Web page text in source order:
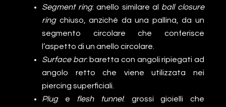
Segment ring: anello similare al ball closure
ringchiuso, anziché da una pallina, da un
segmento circolare che conferisce
l’aspetto di un anello circolare.
Surface bar: baretta con angoli ripiegati ad
angolo retto che viene utilizzata nei
piercing superficiali.
Pluge flesh tunnel: grossi gioielli che